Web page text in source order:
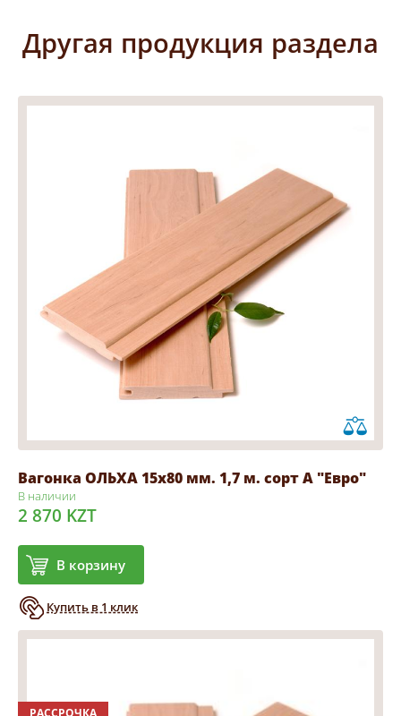
Другая продукция раздела
Вагонка ОЛЬХА 15х80 мм. 1,7 м. сорт А "Евро"
В наличии
2 870 KZT
В корзину
Купить в 1 клик
РАССРОЧКА